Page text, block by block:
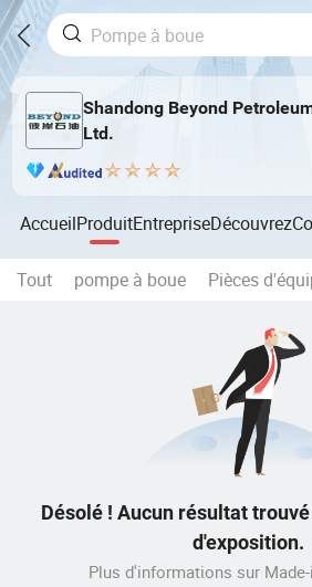
Shandong Beyond
Ltd.
AccueilProduitEntrepriseDécouvrez
Tout pompe à boue Pièces
Désolé ! Aucun résultat
d'exposition.
Plus d'informations sur